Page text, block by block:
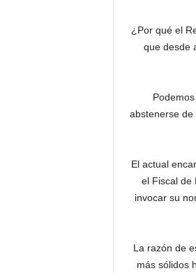
¿Por qué el
que desde
abstenerse
El actual
el Fiscal de
invocar su
La razón de
más sólidos